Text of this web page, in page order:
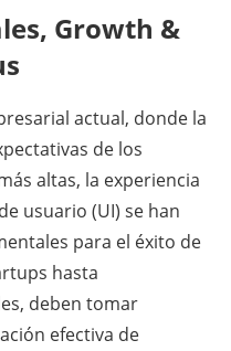
Growth &
actual, donde la
de los
altas, la experiencia
usuario (UI) se han
para el éxito de
hasta
deben tomar
efectiva de